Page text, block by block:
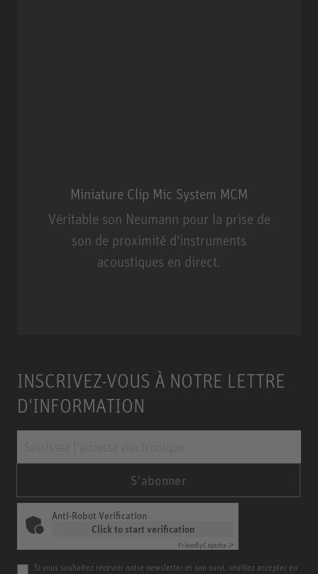
Miniature Clip Mic System MCM
Véritable son Neumann pour la prise de
son de proximité d'instruments
acoustiques en direct.
INSCRIVEZ-VOUS À NOTRE LETTRE
D'INFORMATION
S'abonner
Anti-Robot Verification
Click to start verification
FriendlyCaptcha ⇗
Si vous souhaitez recevoir notre newsletter et son suivi, veuillez accepter en